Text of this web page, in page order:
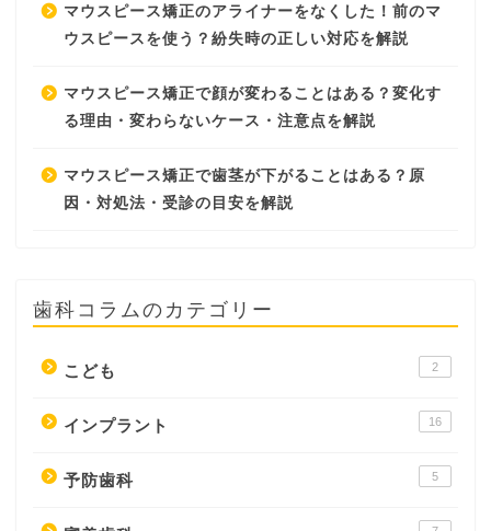
マウスピース矯正のアライナーをなくした！前のマ
ウスピースを使う？紛失時の正しい対応を解説
マウスピース矯正で顔が変わることはある？変化す
る理由・変わらないケース・注意点を解説
マウスピース矯正で歯茎が下がることはある？原
因・対処法・受診の目安を解説
歯科コラムのカテゴリー
こども 2
インプラント 16
予防歯科 5